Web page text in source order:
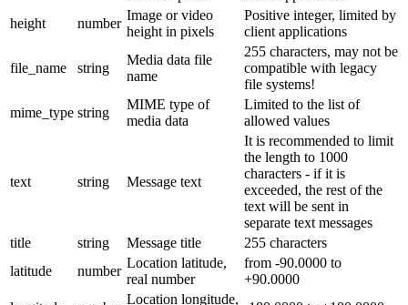
height
number
Image or video
height in pixels
Positive integer, limited by
client applications
file_name string
Media data file
name
255 characters, may not be
compatible with legacy
file systems!
mime_type string
MIME type of
media data
Limited to the list of
allowed values
text string Message text
It is recommended to limit
the length to 1000
characters - if it is
exceeded, the rest of the
text will be sent in
separate text messages
title
string Message title
255 characters
latitude
number
Location latitude,
real number
from -90.0000 to
+90.0000
Location longitude,